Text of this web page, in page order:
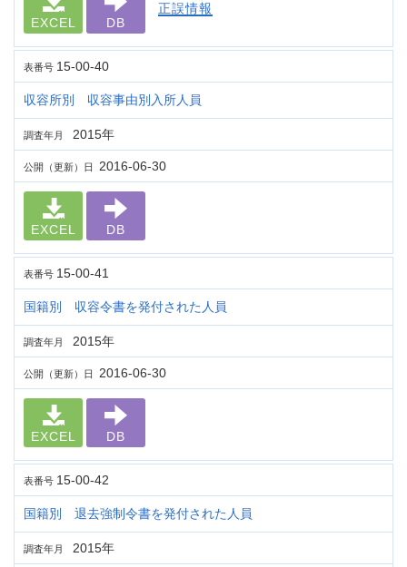
EXCEL DB
正誤情報
表番号 15-00-40
収容所別 収容事由別入所人員
調査年月 2015年
公開（更新）日 2016-06-30
EXCEL DB
表番号 15-00-41
国籍別 収容令書を発付された人員
調査年月 2015年
公開（更新）日 2016-06-30
EXCEL DB
表番号 15-00-42
国籍別 退去強制令書を発付された人員
調査年月 2015年